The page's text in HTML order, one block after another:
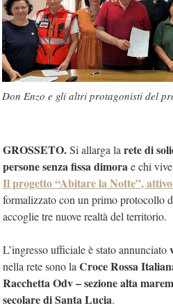
Don Enzo e gli altri protagonisti del
GROSSETO.Si allarga la rete di
persone senza fissa dimorae chi
Il progetto“Abitare la Notte”,
formalizzato con un primo protocollo
accoglie tre nuove realtà del territorio.
L’ingresso ufficiale è stato annunciato
nella rete sono la Croce Rossa
Racchetta Odv – sezione alta
secolare di Santa Lucia.